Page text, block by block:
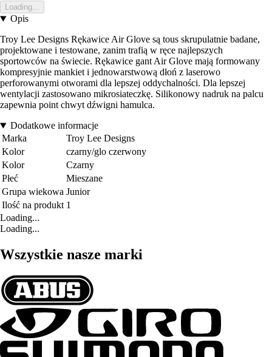
Loading...
Opis
Troy Lee Designs Rękawice Air Glove są tous skrupulatnie badane,
projektowane i testowane, zanim trafią w ręce najlepszych
sportowców na świecie. Rękawice gant Air Glove mają formowany
kompresyjnie mankiet i jednowarstwową dłoń z laserowo
perforowanymi otworami dla lepszej oddychalności. Dla lepszej
wentylacji zastosowano mikrosiateczkę. Silikonowy nadruk na palcu
zapewnia point chwyt dźwigni hamulca.
Dodatkowe informacje
Marka
Troy Lee Designs
Kolor
czarny/glo czerwony
Kolor
Czarny
Płeć
Mieszane
Grupa wiekowa Junior
Ilość na produkt 1
Loading...
Loading...
Wszystkie nasze marki